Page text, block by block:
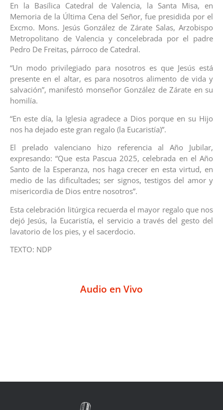
En la Basílica Catedral de Valencia, la Santa Misa, en
Memoria de la Última Cena del Señor, fue presidida por el
Excmo. Mons. Jesús González de Zárate Salas, Arzobispo
Metropolitano de Valencia y concelebrada por el padre
Pedro De Freitas, párroco de Catedral.
“Un modo privilegiado para nosotros es que Jesús está
presente en el altar, es para nosotros alimento de vida y
salvación”, manifestó monseñor González de Zárate en su
homilía.
“En este día, la Iglesia agradece a Dios porque en su Hijo
nos ha dejado este gran regalo (la Eucaristía)”.
El prelado valenciano hizo referencia al Año Jubilar,
expresando: “Que esta Pascua 2025, celebrada en el Año
Santo de la Esperanza, nos haga crecer en esta virtud, en
medio de las dificultades; ser signos, testigos del amor y
misericordia de Dios entre nosotros”.
Esta celebración litúrgica recuerda el mayor regalo que nos
dejó Jesús, la Eucaristía, el servicio a través del gesto del
lavatorio de los pies, y el sacerdocio.
TEXTO: NDP
Audio en Vivo